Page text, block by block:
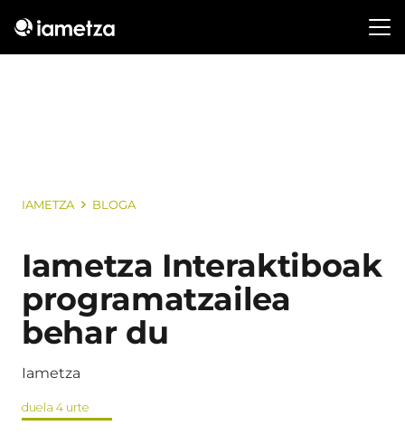
IAMETZA BLOGA
Iametza Interaktiboak
programatzailea
behar du
Iametza
duela 4 urte